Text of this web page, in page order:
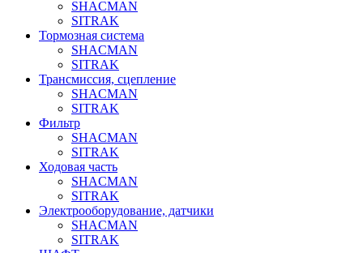
SHACMAN
SITRAK
Тормозная система
SHACMAN
SITRAK
Трансмиссия, сцепление
SHACMAN
SITRAK
Фильтр
SHACMAN
SITRAK
Ходовая часть
SHACMAN
SITRAK
Электрооборудование, датчики
SHACMAN
SITRAK